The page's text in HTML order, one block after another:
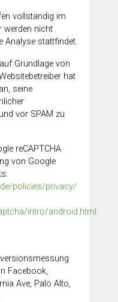
vollständig im
werden nicht
Analyse stattfindet.
Grundlage von
hat
seine
vor SPAM zu
reCAPTCHA
von Google
policies/privacy/
intro/android.html .
Facebook,
Ave, Palo Alto,